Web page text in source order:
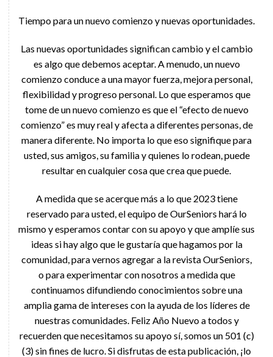
Tiempo para un nuevo comienzo y nuevas oportunidades.
Las nuevas oportunidades significan cambio y el cambio
es algo que debemos aceptar. A menudo, un nuevo
comienzo conduce a una mayor fuerza, mejora personal,
flexibilidad y progreso personal. Lo que esperamos que
tome de un nuevo comienzo es que el “efecto de nuevo
comienzo” es muy real y afecta a diferentes personas, de
manera diferente. No importa lo que eso signifique para
usted, sus amigos, su familia y quienes lo rodean, puede
resultar en cualquier cosa que crea que puede.
A medida que se acerque más a lo que 2023 tiene
reservado para usted, el equipo de OurSeniors hará lo
mismo y esperamos contar con su apoyo y que amplíe sus
ideas si hay algo que le gustaría que hagamos por la
comunidad, para vernos agregar a la revista OurSeniors,
o para experimentar con nosotros a medida que
continuamos difundiendo conocimientos sobre una
amplia gama de intereses con la ayuda de los líderes de
nuestras comunidades. Feliz Año Nuevo a todos y
recuerden que necesitamos su apoyo sí, somos un 501 (c)
(3) sin fines de lucro. Si disfrutas de esta publicación, ¡lo